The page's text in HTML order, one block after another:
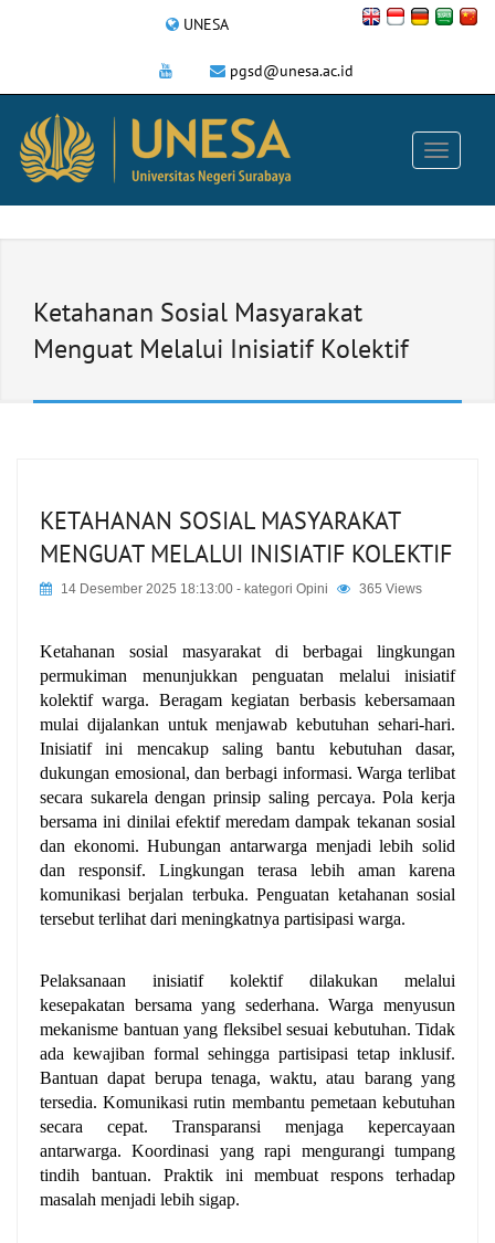
UNESA
pgsd@unesa.ac.id
Ketahanan Sosial Masyarakat
Menguat Melalui Inisiatif Kolektif
KETAHANAN SOSIAL MASYARAKAT
MENGUAT MELALUI INISIATIF KOLEKTIF
14 Desember 2025 18:13:00 - kategori Opini 365 Views
Ketahanan sosial masyarakat di berbagai lingkungan
permukiman menunjukkan penguatan melalui inisiatif
kolektif warga. Beragam kegiatan berbasis kebersamaan
mulai dijalankan untuk menjawab kebutuhan sehari-hari.
Inisiatif ini mencakup saling bantu kebutuhan dasar,
dukungan emosional, dan berbagi informasi. Warga terlibat
secara sukarela dengan prinsip saling percaya. Pola kerja
bersama ini dinilai efektif meredam dampak tekanan sosial
dan ekonomi. Hubungan antarwarga menjadi lebih solid
dan responsif. Lingkungan terasa lebih aman karena
komunikasi berjalan terbuka. Penguatan ketahanan sosial
tersebut terlihat dari meningkatnya partisipasi warga.
Pelaksanaan inisiatif kolektif dilakukan melalui
kesepakatan bersama yang sederhana. Warga menyusun
mekanisme bantuan yang fleksibel sesuai kebutuhan. Tidak
ada kewajiban formal sehingga partisipasi tetap inklusif.
Bantuan dapat berupa tenaga, waktu, atau barang yang
tersedia. Komunikasi rutin membantu pemetaan kebutuhan
secara cepat. Transparansi menjaga kepercayaan
antarwarga. Koordinasi yang rapi mengurangi tumpang
tindih bantuan. Praktik ini membuat respons terhadap
masalah menjadi lebih sigap.